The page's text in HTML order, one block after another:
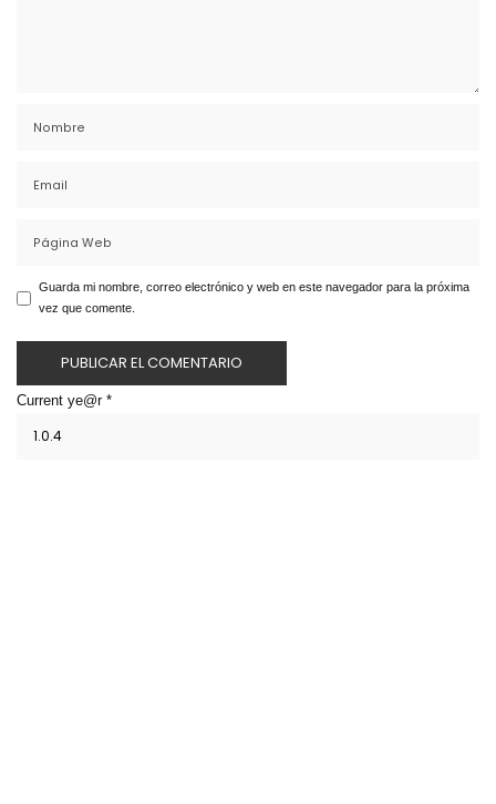
Guarda mi nombre, correo electrónico y web en este navegador para la próxima
vez que comente.
Current ye@r *